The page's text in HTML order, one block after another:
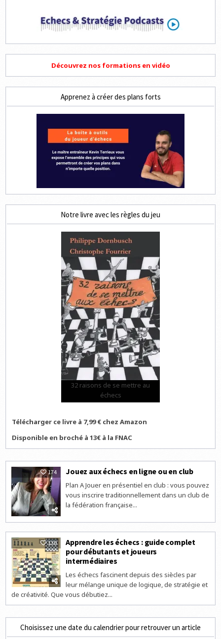
Découvrez nos formations en vidéo
Apprenez à créer des plans forts
Notre livre avec les règles du jeu
32 raisons de se mettre au
échecs
Télécharger ce livre à 7,99 € chez Amazon
Disponible en broché à 13€ à la FNAC
174 Jouez aux échecs en ligne ou en club
Plan A Jouer en présentiel en club : vous pouvez
vous inscrire traditionnellement dans un club de
la fédération française...
130
Apprendre les échecs : guide complet
pour débutants et joueurs
intermédiaires
Les échecs fascinent depuis des siècles par
leur mélange unique de logique, de stratégie et
de créativité. Que vous débutiez...
Choisissez une date du calendrier pour retrouver un article